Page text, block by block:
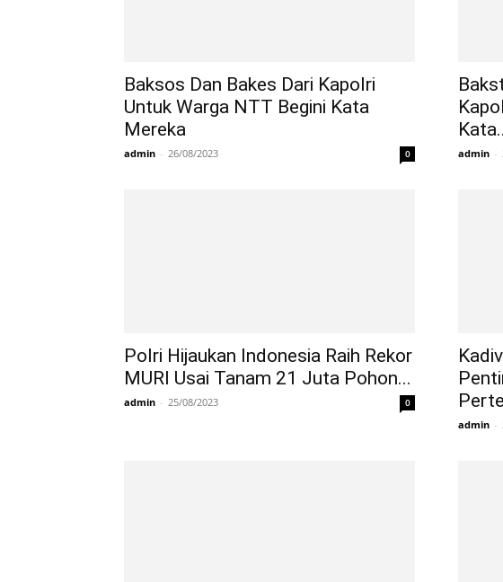
Baksos Dan Bakes Dari Kapolri
Untuk Warga NTT Begini Kata
Mereka
admin - 26/08/2023 0 admin -
Polri Hijaukan Indonesia Raih Rekor
MURI Usai Tanam 21 Juta Pohon...
admin - 25/08/2023 0
admin -